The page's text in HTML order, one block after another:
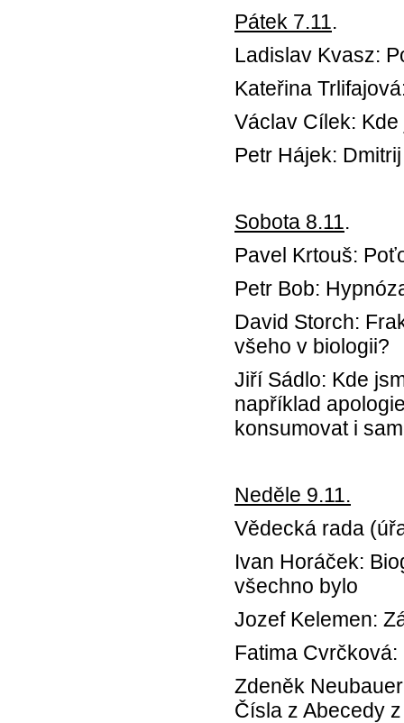
Pátek 7.11.
Ladislav Kvasz:
Kateřina
Václav Cílek:
Petr Hájek:
Sobota 8.11.
Pavel Krtouš:
Petr Bob:
David Storch:
všeho v biologii?
Jiří Sádlo: Kde
například
konsumovat i
Neděle 9.11.
Vědecká rada
Ivan Horáček:
všechno bylo
Jozef Kelemen:
Fatima
Zdeněk
Čísla z Abecedy